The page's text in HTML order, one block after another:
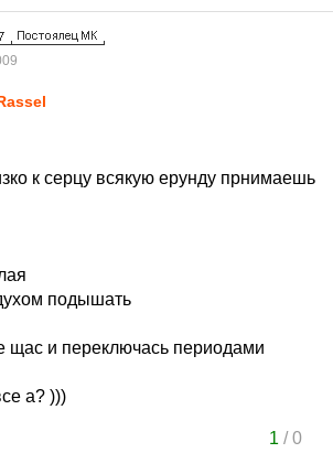
к серцу всякую ерунду прнимаешь
подышать
щас и переключась периодами
а? )))
1 /0